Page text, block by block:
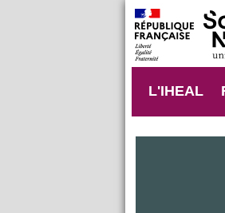
L'IHEAL